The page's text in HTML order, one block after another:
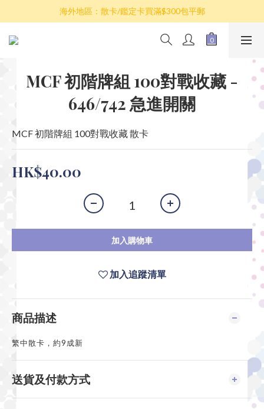
散卡買滿$100包平郵，全部產品買滿$800包順豐(香港境內)
海外地區：散卡/鑑定卡買滿$300包平郵
澳門/台灣/新加坡/馬來西亞/韓國可選擇以順豐到付發貨
MCF 初階牌組 100對戰收藏 -
646/742 急進開關
MCF 初階牌組 100對戰收藏 散卡
HK$40.00
加入購物車
加入追蹤清單
商品描述
繁中散卡，約9成新
送貨及付款方式